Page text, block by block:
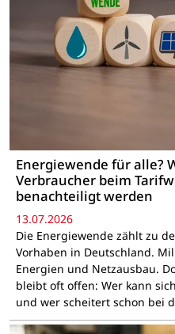
Energiewende für alle?
Verbraucher beim
benachteiligt werden
13.07.2026
Die Energiewende zählt zu
Vorhaben in Deutschland.
Energien und Netzausbau.
bleibt oft offen: Wer kann
und wer scheitert schon bei